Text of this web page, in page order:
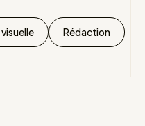
Rédaction